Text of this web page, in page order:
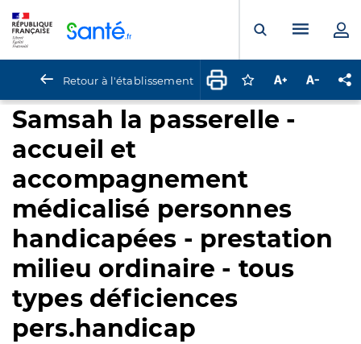
Ouvrir laMenu
Retour à l'établissement Connectez-vous
Augmenter la
Samsah la passerelle -
accueil et
accompagnement
médicalisé personnes
handicapées - prestation
milieu ordinaire - tous
types déficiences
pers.handicap